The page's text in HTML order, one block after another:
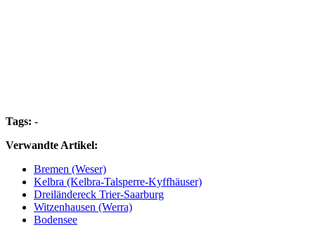
Tags: -
Verwandte Artikel:
Bremen (Weser)
Kelbra (Kelbra-Talsperre-Kyffhäuser)
Dreiländereck Trier-Saarburg
Witzenhausen (Werra)
Bodensee